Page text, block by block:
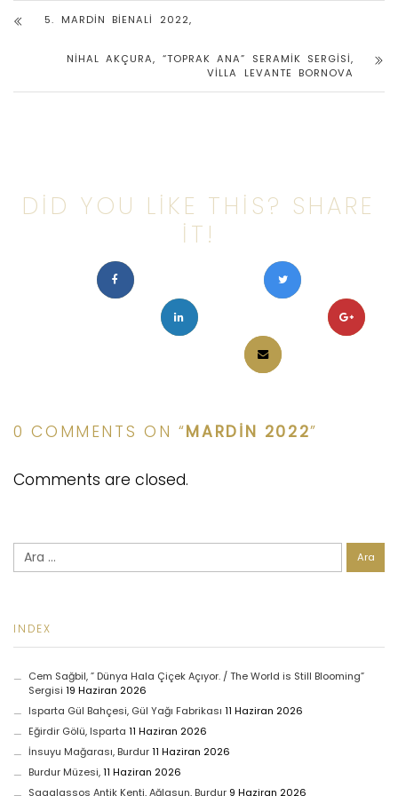
5. MARDIN BIENALI 2022,
NIHAL AKÇURA, “TOPRAK ANA” SERAMIK SERGISI,
VILLA LEVANTE BORNOVA
DID YOU LIKE THIS? SHARE
IT!
0 COMMENTS ON “MARDIN 2022”
Comments are closed.
INDEX
Cem Sağbil, ” Dünya Hala Çiçek Açıyor. / The World is Still Blooming”
Sergisi 19 Haziran 2026
Isparta Gül Bahçesi, Gül Yağı Fabrikası 11 Haziran 2026
Eğirdir Gölü, Isparta 11 Haziran 2026
İnsuyu Mağarası, Burdur 11 Haziran 2026
Burdur Müzesi, 11 Haziran 2026
Sagalassos Antik Kenti, Ağlasun, Burdur 9 Haziran 2026